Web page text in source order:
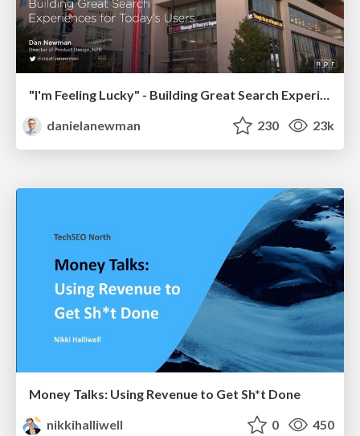
"I'm Feeling Lucky" - Building Great Search Experiences for Today's Users (#IAC19)
danielanewman
230 23k
Money Talks: Using Revenue to Get Sh*t Done
nikkihalliwell
0 450